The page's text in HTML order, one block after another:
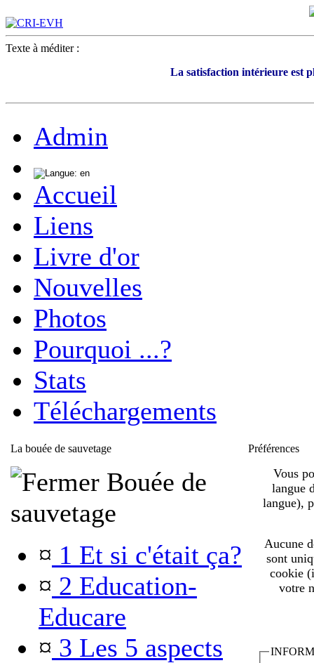
Texte à méditer :
La satisfaction intérieure est
Admin
Accueil
Liens
Livre d'or
Nouvelles
Photos
Pourquoi ...?
Stats
Téléchargements
La bouée de sauvetage
Bouée de
sauvetage
¤ 1 Et si c'était ça?
¤ 2 Education-
Educare
¤ 3 Les 5 aspects
Préférences
Vous
langue
langue),
Aucune
sont
cookie
votre